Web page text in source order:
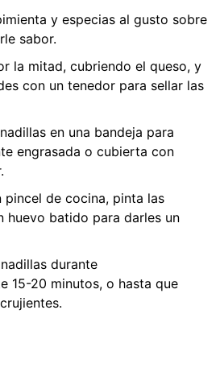
y especias al gusto sobre
sabor.
la mitad, cubriendo el queso, y
con un tenedor para sellar las
en una bandeja para
engrasada o cubierta con
pincel de cocina, pinta las
huevo batido para darles un
durante
15-20 minutos, o hasta que